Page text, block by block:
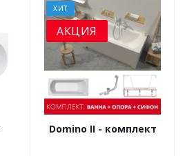
ХИТ
АКЦИЯ
Domino II - комплект